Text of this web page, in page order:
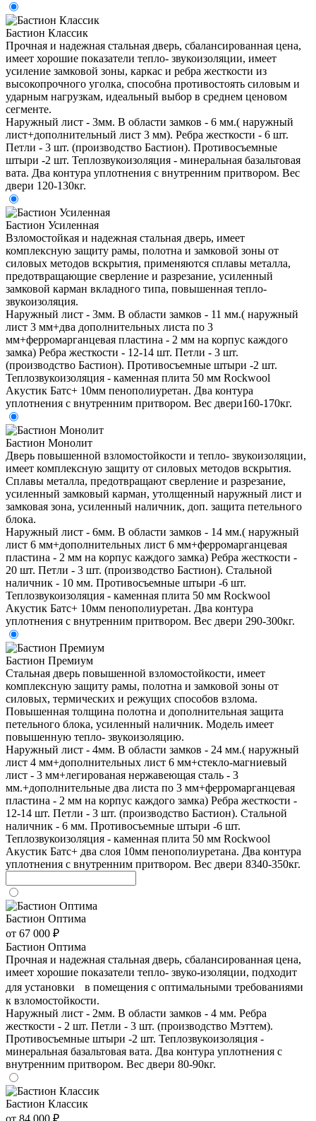
Бастион Классик
Прочная и надежная стальная дверь, сбалансированная цена,
имеет хорошие показатели тепло- звукоизоляции, имеет
усиление замковой зоны, каркас и ребра жесткости из
высокопрочного уголка, способна противостоять силовым и
ударным нагрузкам, идеальный выбор в среднем ценовом
сегменте.
Наружный лист - 3мм. В области замков - 6 мм.( наружный
лист+дополнительный лист 3 мм). Ребра жесткости - 6 шт.
Петли - 3 шт. (производство Бастион). Противосъемные
штыри -2 шт. Теплозвукоизоляция - минеральная базальтовая
вата. Два контура уплотнения с внутренним притвором. Вес
двери 120-130кг.
Бастион Усиленная
Взломостойкая и надежная стальная дверь, имеет
комплексную защиту рамы, полотна и замковой зоны от
силовых методов вскрытия, применяются сплавы металла,
предотвращающие сверление и разрезание, усиленный
замковой карман вкладного типа, повышенная тепло-
звукоизоляция.
Наружный лист - 3мм. В области замков - 11 мм.( наружный
лист 3 мм+два дополнительных листа по 3
мм+ферромарганцевая пластина - 2 мм на корпус каждого
замка) Ребра жесткости - 12-14 шт. Петли - 3 шт.
(производство Бастион). Противосъемные штыри -2 шт.
Теплозвукоизоляция - каменная плита 50 мм Rockwool
Акустик Батс+ 10мм пенополиуретан. Два контура
уплотнения с внутренним притвором. Вес двери160-170кг.
Бастион Монолит
Дверь повышенной взломостойкости и тепло- звукоизоляции,
имеет комплексную защиту от силовых методов вскрытия.
Сплавы металла, предотвращают сверление и разрезание,
усиленный замковый карман, утолщенный наружный лист и
замковая зона, усиленный наличник, доп. защита петельного
блока.
Наружный лист - 6мм. В области замков - 14 мм.( наружный
лист 6 мм+дополнительных лист 6 мм+ферромарганцевая
пластина - 2 мм на корпус каждого замка) Ребра жесткости -
20 шт. Петли - 3 шт. (производство Бастион). Стальной
наличник - 10 мм. Противосъемные штыри -6 шт.
Теплозвукоизоляция - каменная плита 50 мм Rockwool
Акустик Батс+ 10мм пенополиуретан. Два контура
уплотнения с внутренним притвором. Вес двери 290-300кг.
Бастион Премиум
Стальная дверь повышенной взломостойкости, имеет
комплексную защиту рамы, полотна и замковой зоны от
силовых, термических и режущих способов взлома.
Повышенная толщина полотна и дополнительная защита
петельного блока, усиленный наличник. Модель имеет
повышенную тепло- звукоизоляцию.
Наружный лист - 4мм. В области замков - 24 мм.( наружный
лист 4 мм+дополнительных лист 6 мм+стекло-магниевый
лист - 3 мм+легированая нержавеющая сталь - 3
мм.+дополнительные два листа по 3 мм+ферромарганцевая
пластина - 2 мм на корпус каждого замка) Ребра жесткости -
12-14 шт. Петли - 3 шт. (производство Бастион). Стальной
наличник - 6 мм. Противосъемные штыри -6 шт.
Теплозвукоизоляция - каменная плита 50 мм Rockwool
Акустик Батс+ два слоя 10мм пенополиуретана. Два контура
уплотнения с внутренним притвором. Вес двери 8340-350кг.
Бастион Оптима
от 67 000 ₽
Бастион Оптима
Прочная и надежная стальная дверь, сбалансированная цена,
имеет хорошие показатели тепло- звуко-изоляции, подходит
для установки в помещения с оптимальными требованиями
к взломостойкости.
Наружный лист - 2мм. В области замков - 4 мм. Ребра
жесткости - 2 шт. Петли - 3 шт. (производство Мэттем).
Противосъемные штыри -2 шт. Теплозвукоизоляция -
минеральная базальтовая вата. Два контура уплотнения с
внутренним притвором. Вес двери 80-90кг.
Бастион Классик
от 84 000 ₽